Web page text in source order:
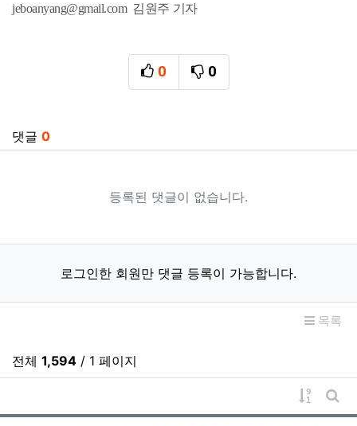
jeboanyang@gmail.com 김원주 기자
0
추천
0
비추천
댓글 0
등록된 댓글이 없습니다.
로그인한 회원만 댓글 등록이 가능합니다.
목록
전체 1,594 / 1 페이지
게시물
게